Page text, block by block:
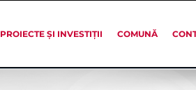
PROIECTE ȘI INVESTIȚII COMUNĂ